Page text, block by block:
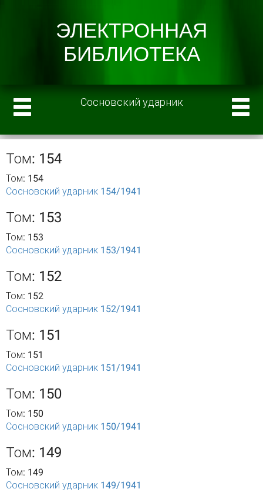
Сосновский ударник
Том: 154
Том: 154
Сосновский ударник 154/1941
Том: 153
Том: 153
Сосновский ударник 153/1941
Том: 152
Том: 152
Сосновский ударник 152/1941
Том: 151
Том: 151
Сосновский ударник 151/1941
Том: 150
Том: 150
Сосновский ударник 150/1941
Том: 149
Том: 149
Сосновский ударник 149/1941